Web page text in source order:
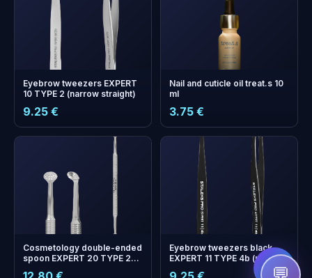
Eyebrow tweezers EXPERT
10 TYPE 2 (narrow straight)
9.25 €
Nail and cuticle oil treat.s 10
ml
3.75 €
Cosmetology double-ended
spoon EXPERT 20 TYPE 2
Eyebrow tweezers black
EXPERT 11 TYPE 4b (narrow
+
Копите и экономьте на